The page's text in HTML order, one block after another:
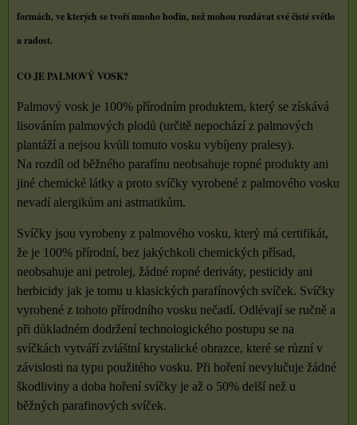
formách, ve kterých se tvoří mnoho hodin, než mohou rozdávat své čisté světlo
a radost.
CO JE PALMOVÝ VOSK?
Palmový vosk je 100% přírodním produktem, který se získává
lisováním palmových plodů (určitě nepochází z palmových
plantáží a nejsou kvůli tomuto vosku vybíjeny pralesy).
Na rozdíl od běžného parafínu neobsahuje ropné produkty ani
jiné chemické látky a proto svíčky vyrobené z palmového vosku
nevadí alergikům ani astmatikům.
Svíčky jsou vyrobeny z palmového vosku, který má certifikát,
že je 100% přírodní, bez jakýchkoli chemických přísad,
neobsahuje ani petrolej, žádné ropné deriváty, pesticidy ani
herbicidy jak je tomu u klasických parafínových svíček. Svíčky
vyrobené z tohoto přírodního vosku nečadí. Odlévají se ručně a
při důkladném dodržení technologického postupu se na
svíčkách vytváří zvláštní krystalické obrazce, které se různí v
závislosti na typu použitého vosku. Při hoření nevylučuje žádné
škodliviny a doba hoření svíčky je až o 50% delší než u
běžných parafinových svíček.